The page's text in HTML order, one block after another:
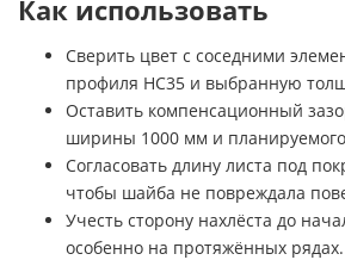
Как использовать
Сверить цвет с соседними
профиля НС35 и выбранную
Оставить компенсационный
ширины 1000 мм и планируемого
Согласовать длину листа под
чтобы шайба не повреждала
Учесть сторону нахлёста до
особенно на протяжённых рядах.